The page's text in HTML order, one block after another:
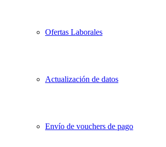
Ofertas Laborales
Actualización de datos
Envío de vouchers de pago